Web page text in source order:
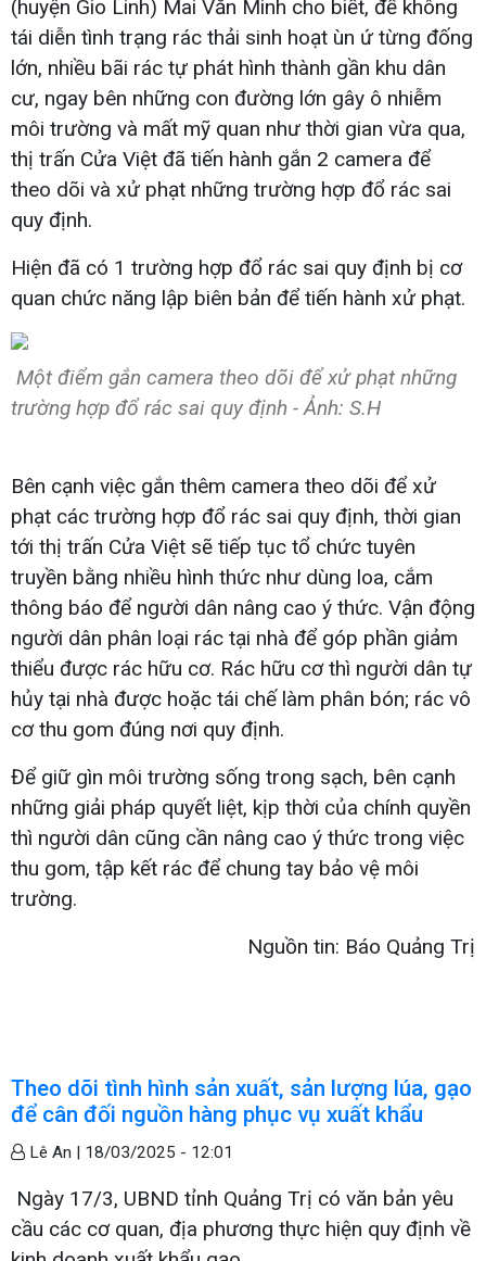
(huyện Gio Linh) Mai Văn Minh cho biết, để không
tái diễn tình trạng rác thải sinh hoạt ùn ứ từng đống
lớn, nhiều bãi rác tự phát hình thành gần khu dân
cư, ngay bên những con đường lớn gây ô nhiễm
môi trường và mất mỹ quan như thời gian vừa qua,
thị trấn Cửa Việt đã tiến hành gắn 2 camera để
theo dõi và xử phạt những trường hợp đổ rác sai
quy định.
Hiện đã có 1 trường hợp đổ rác sai quy định bị cơ
quan chức năng lập biên bản để tiến hành xử phạt.
Một điểm gắn camera theo dõi để xử phạt những
trường hợp đổ rác sai quy định - Ảnh: S.H
Bên cạnh việc gắn thêm camera theo dõi để xử
phạt các trường hợp đổ rác sai quy định, thời gian
tới thị trấn Cửa Việt sẽ tiếp tục tổ chức tuyên
truyền bằng nhiều hình thức như dùng loa, cắm
thông báo để người dân nâng cao ý thức. Vận động
người dân phân loại rác tại nhà để góp phần giảm
thiểu được rác hữu cơ. Rác hữu cơ thì người dân tự
hủy tại nhà được hoặc tái chế làm phân bón; rác vô
cơ thu gom đúng nơi quy định.
Để giữ gìn môi trường sống trong sạch, bên cạnh
những giải pháp quyết liệt, kịp thời của chính quyền
thì người dân cũng cần nâng cao ý thức trong việc
thu gom, tập kết rác để chung tay bảo vệ môi
trường.
Nguồn tin: Báo Quảng Trị
Theo dõi tình hình sản xuất, sản lượng lúa, gạo
để cân đối nguồn hàng phục vụ xuất khẩu
Lê An | 18/03/2025 - 12:01
Ngày 17/3, UBND tỉnh Quảng Trị có văn bản yêu
cầu các cơ quan, địa phương thực hiện quy định về